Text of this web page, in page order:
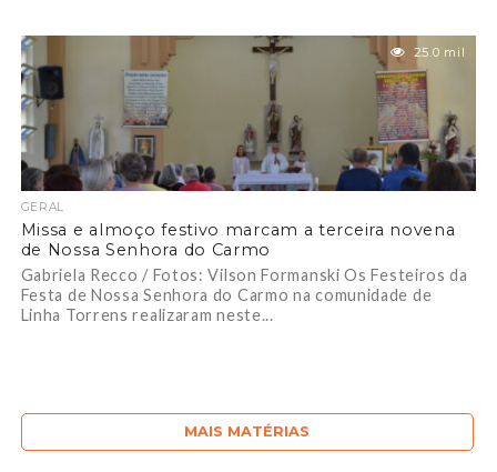
25.0 mil
GERAL
Missa e almoço festivo marcam a terceira novena
de Nossa Senhora do Carmo
Gabriela Recco / Fotos: Vilson Formanski Os Festeiros da
Festa de Nossa Senhora do Carmo na comunidade de
Linha Torrens realizaram neste...
MAIS MATÉRIAS